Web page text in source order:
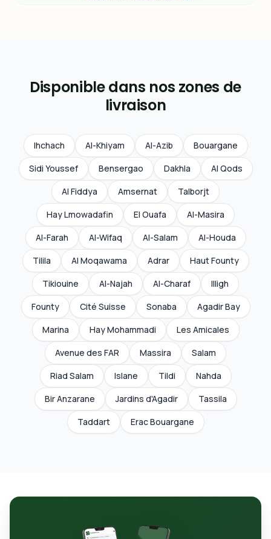
Disponible dans nos zones de
livraison
Ihchach Al-Khiyam Al-Azib
Bouargane
Sidi Youssef
Bensergao Dakhla
Al Qods
Al Fiddya
Amsernat
Talborjt
Hay Lmowadafin
El Ouafa
Al-Masira
Al-Farah
Al-Wifaq Al-Salam
Al-Houda
Tilila
Al Moqawama Adrar
Haut Founty
Tikiouine
Al-Najah Al-Charaf
Illigh
Founty
Cité Suisse Sonaba
Agadir Bay
Marina
Hay Mohammadi
Les Amicales
Avenue des FAR
Massira
Salam
Riad Salam
Islane Tildi
Nahda
Bir Anzarane
Jardins d'Agadir
Tassila
Taddart
Erac Bouargane